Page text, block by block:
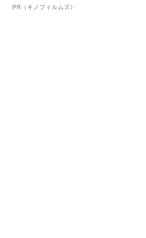
ボ》
PR（キノフィルムズ）